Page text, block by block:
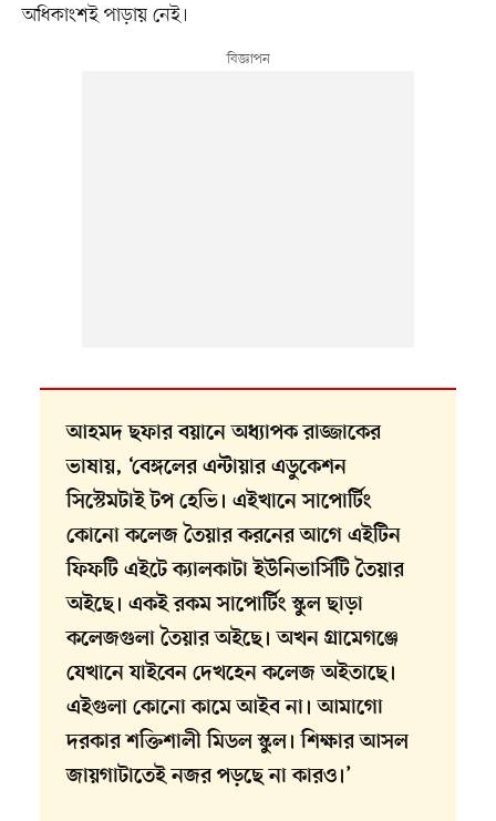
অধিকাংশই পাড়ায় নেই।
আহমদ ছফার বয়ানে অধ্যাপক রাজ্জাকের
ভাষায়, ‘বেঙ্গলের এন্টায়ার এডুকেশন
সিস্টেমটাই টপ হেভি। এইখানে সাপোর্টিং
কোনো কলেজ তৈয়ার করনের আগে এইটিন
ফিফটি এইটে ক্যালকাটা ইউনিভার্সিটি তৈয়ার
অইছে। একই রকম সাপোর্টিং স্কুল ছাড়া
কলেজগুলা তৈয়ার অইছে। অখন গ্রামেগঞ্জে
যেখানে যাইবেন দেখহেন কলেজ অইতাছে।
এইগুলা কোনো কামে আইব না। আমাগো
দরকার শক্তিশালী মিডল স্কুল। শিক্ষার আসল
জায়গাটাতেই নজর পড়ছে না কারও।’